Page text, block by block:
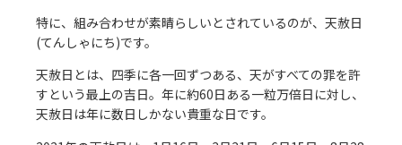
特に、組み合わせが素晴らしいとされているのが、天赦日
(てんしゃにち)です。
天赦日とは、四季に各一回ずつある、天がすべての罪を許
すという最上の吉日。年に約60日ある一粒万倍日に対し、
天赦日は年に数日しかない貴重な日です。